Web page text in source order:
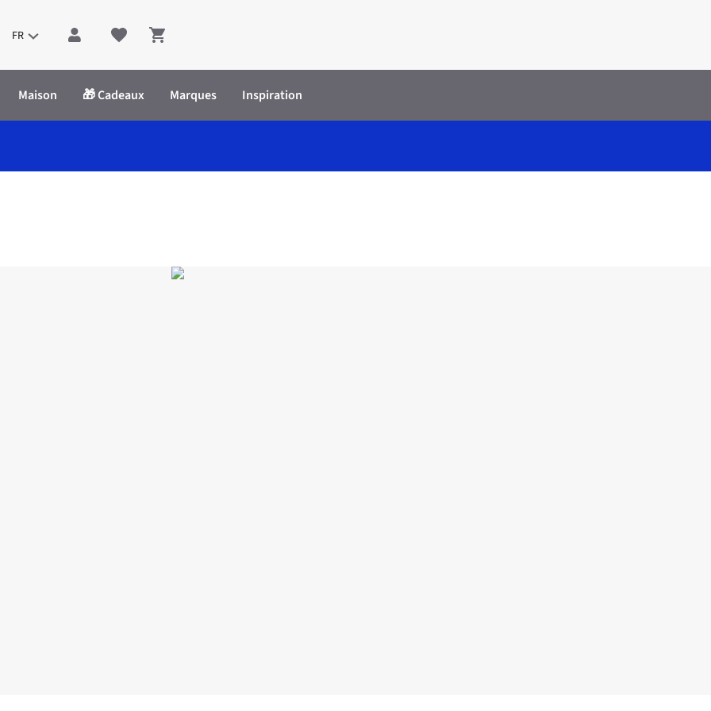
FR Shopping cart
Maison 🎁 Cadeaux Marques Inspiration